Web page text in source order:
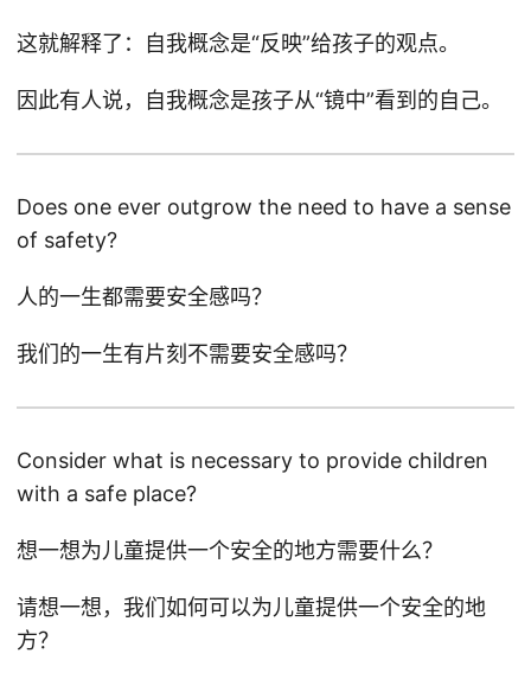
这就解释了：自我概念是“反映”给孩子的观点。
因此有人说，自我概念是孩子从“镜中”看到的自己。
Does one ever outgrow the need to have a sense
of safety?
人的一生都需要安全感吗？
我们的一生有片刻不需要安全感吗？
Consider what is necessary to provide children
with a safe place?
想一想为儿童提供一个安全的地方需要什么？
请想一想，我们如何可以为儿童提供一个安全的地
方？